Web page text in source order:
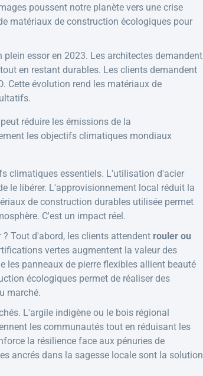
poussent notre planète vers une crise
matériaux de construction écologiques pour
essor en 2023. Les architectes demandent
en restant durables. Les clients demandent
Cette évolution rend les matériaux de
réduire les émissions de la
les objectifs climatiques mondiaux
climatiques essentiels. L'utilisation d'acier
le libérer. L'approvisionnement local réduit la
de construction durables utilisée permet
C'est un impact réel.
Tout d'abord, les clients attendent rouler ou
vertes augmentent la valeur des
les panneaux de pierre flexibles allient beauté
écologiques permet de réaliser des
marché.
L'argile indigène ou le bois régional
les communautés tout en réduisant les
la résilience face aux pénuries de
ancrés dans la sagesse locale sont la solution